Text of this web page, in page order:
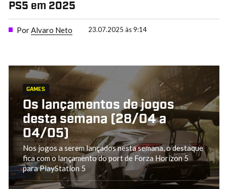
PS5 em 2025
Por Alvaro Neto 23.07.2025 às 9:14
GAMES
Os lançamentos de jogos
desta semana (28/04 a
04/05)
Nos jogos a serem lançados nesta semana, o destaque
fica com o lançamento do port de Forza Horizon 5
para PlayStation 5